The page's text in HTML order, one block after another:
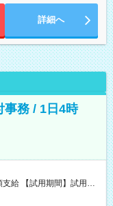
詳細へ
事務 / 1日4時
試用期
、給与は本採用時と同